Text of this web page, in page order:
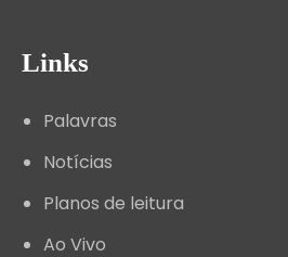
Links
Palavras
Notícias
Planos de leitura
Ao Vivo